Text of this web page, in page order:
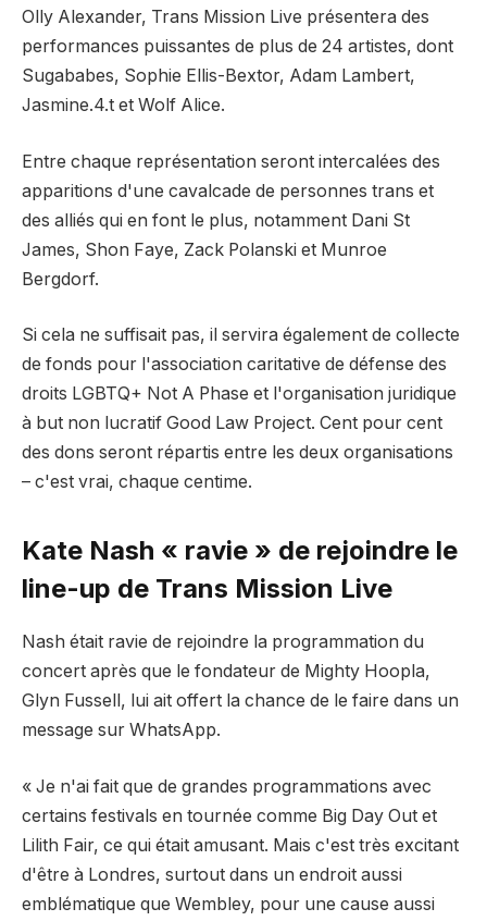
Olly Alexander, Trans Mission Live présentera des
performances puissantes de plus de 24 artistes, dont
Sugababes, Sophie Ellis-Bextor, Adam Lambert,
Jasmine.4.t et Wolf Alice.
Entre chaque représentation seront intercalées des
apparitions d'une cavalcade de personnes trans et
des alliés qui en font le plus, notamment Dani St
James, Shon Faye, Zack Polanski et Munroe
Bergdorf.
Si cela ne suffisait pas, il servira également de collecte
de fonds pour l'association caritative de défense des
droits LGBTQ+ Not A Phase et l'organisation juridique
à but non lucratif Good Law Project. Cent pour cent
des dons seront répartis entre les deux organisations
– c'est vrai, chaque centime.
Kate Nash « ravie » de rejoindre le
line-up de Trans Mission Live
Nash était ravie de rejoindre la programmation du
concert après que le fondateur de Mighty Hoopla,
Glyn Fussell, lui ait offert la chance de le faire dans un
message sur WhatsApp.
« Je n'ai fait que de grandes programmations avec
certains festivals en tournée comme Big Day Out et
Lilith Fair, ce qui était amusant. Mais c'est très excitant
d'être à Londres, surtout dans un endroit aussi
emblématique que Wembley, pour une cause aussi